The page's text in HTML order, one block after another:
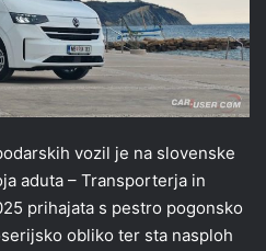
vozil je na slovenske
aduta – Transporterja in
prihajata s pestro pogonsko
obliko ter sta nasploh